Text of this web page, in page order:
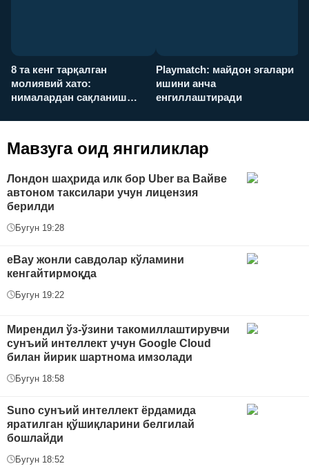
8 та кенг тарқалган
молиявий хато:
нималардан сақланиш
Playmatch: майдон эгалари
ишини анча
енгиллаштиради
Мавзуга оид янгиликлар
Лондон шаҳрида илк бор Uber ва Вайве
автоном таксилари учун лицензия
берилди
Бугун 19:28
eBay жонли савдолар кўламини
кенгайтирмоқда
Бугун 19:22
Мирендил ўз-ўзини такомиллаштирувчи
сунъий интеллект учун Google Cloud
билан йирик шартнома имзолади
Бугун 18:58
Suno сунъий интеллект ёрдамида
яратилган қўшиқларини белгилай
бошлайди
Бугун 18:52